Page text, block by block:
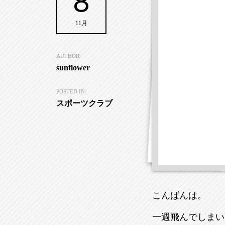
11月
AUTHOR:
sunflower
POSTED IN:
スポーツクラブ
こんばんは。
一週飛んでしま